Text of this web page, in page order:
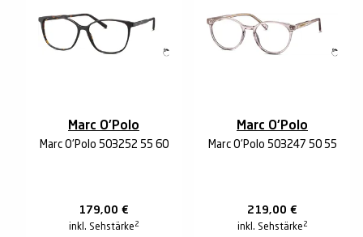
Marc O'Polo
Marc O'Polo 503252 55 60
179,00 €
inkl. Sehstärke 2
Marc O'Polo
Marc O'Polo 503247 50 55
219,00 €
inkl. Sehstärke 2